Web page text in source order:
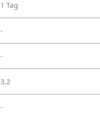
1 Tag
-
-
3.2
-